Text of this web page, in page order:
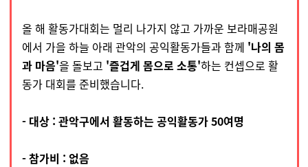
올 해 활동가대회는 멀리 나가지 않고 가까운 보라매공원
에서 가을 하늘 아래 관악의 공익활동가들과 함께 '나의 몸
과 마음'을 돌보고 '즐겁게 몸으로 소통'하는 컨셉으로 활
동가 대회를 준비했습니다.
- 대상 : 관악구에서 활동하는 공익활동가 50여명
- 참가비 : 없음